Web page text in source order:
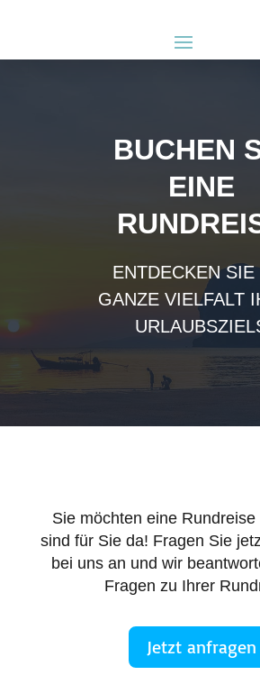
BUCHEN
EINE
ENTDECKEN SIE
GANZE VIELFALT
Sie möchten eine
sind für Sie da! Fragen Sie
bei uns an und wir
Fragen zu Ihrer
Jetzt anfragen